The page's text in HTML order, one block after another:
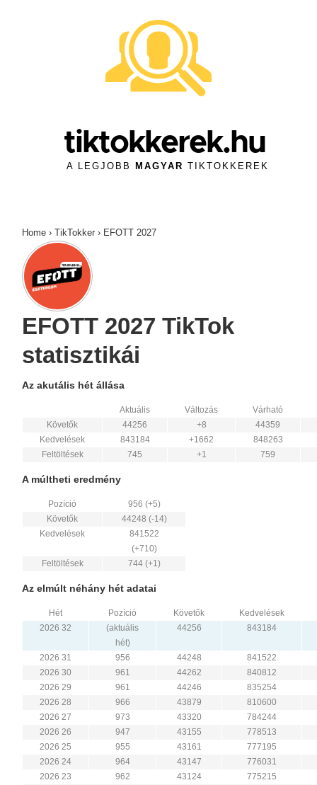
tiktokkerek.hu
A LEGJOBB MAGYAR TIKTOKKEREK
Home › TikTokker › EFOTT 2027
EFOTT 2027 TikTok
statisztikái
Az akutális hét állása
Aktuális Változás
Várható
Követők
44256 +8
44359
Kedvelések
843184 +1662
848263
Feltöltések
745 +1 759
A múltheti eredmény
Pozíció
956 (+5)
Követők
44248 (-14)
Kedvelések
841522
(+710)
Feltöltések
744 (+1)
Az elmúlt néhány hét adatai
Hét Pozíció Követők
Kedvelések
2026 32
(aktuális
hét)
44256 843184
2026 31 956 44248
841522
2026 30
961 44262
840812
2026 29
961 44246
835254
2026 28
966 43879
810600
2026 27
973 43320
784244
2026 26
947 43155
778513
2026 25
955 43161
777195
2026 24
964 43147
776031
2026 23
962 43124
775215